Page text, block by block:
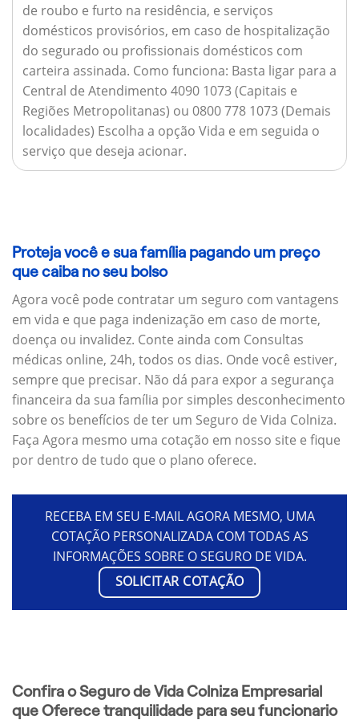
de roubo e furto na residência, e serviços
domésticos provisórios, em caso de hospitalização
do segurado ou profissionais domésticos com
carteira assinada. Como funciona: Basta ligar para a
Central de Atendimento 4090 1073 (Capitais e
Regiões Metropolitanas) ou 0800 778 1073 (Demais
localidades) Escolha a opção Vida e em seguida o
serviço que deseja acionar.
Proteja você e sua família pagando um preço
que caiba no seu bolso
Agora você pode contratar um seguro com vantagens
em vida e que paga indenização em caso de morte,
doença ou invalidez. Conte ainda com Consultas
médicas online, 24h, todos os dias. Onde você estiver,
sempre que precisar. Não dá para expor a segurança
financeira da sua família por simples desconhecimento
sobre os benefícios de ter um Seguro de Vida Colniza.
Faça Agora mesmo uma cotação em nosso site e fique
por dentro de tudo que o plano oferece.
RECEBA EM SEU E-MAIL AGORA MESMO, UMA
COTAÇÃO PERSONALIZADA COM TODAS AS
INFORMAÇÕES SOBRE O SEGURO DE VIDA.
SOLICITAR COTAÇÃO
Confira o Seguro de Vida Colniza Empresarial
que Oferece tranquilidade para seu funcionario